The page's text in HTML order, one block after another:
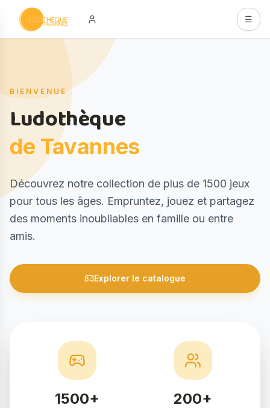
Aller au contenu principal
☰
BIENVENUE
Ludothèque
de Tavannes
Description
Découvrez notre collection de plus de 1500 jeux
pour tous les âges. Empruntez, jouez et partagez
des moments inoubliables en famille ou entre
amis.
Explorer le catalogue
1500+ 200+